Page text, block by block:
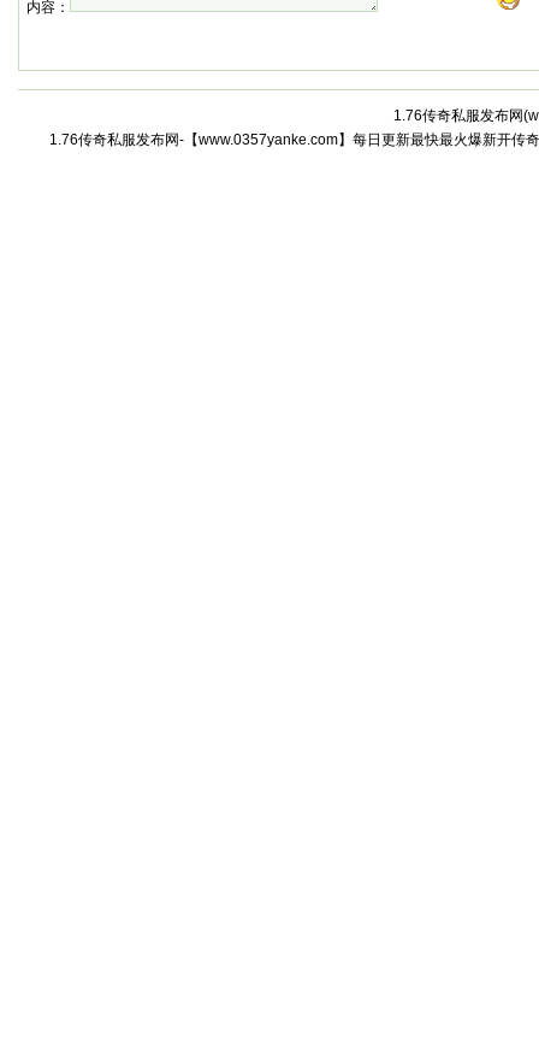
内容：
1.76传奇私服发布网(
1.76传奇私服发布网-【www.0357yanke.com】每日更新最快最火爆新开传